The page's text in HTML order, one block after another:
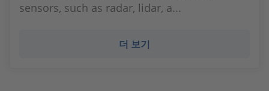
sensors, such as radar, lidar, a...
더 보기